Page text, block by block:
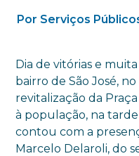
Por Serviços
Dia de vitórias e
bairro de São José,
revitalização da
à população, na
contou com a
Marcelo Delaroli, do